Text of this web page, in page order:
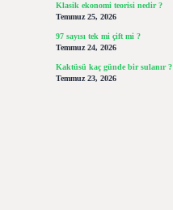
Klasik ekonomi teorisi nedir ?
Temmuz 25, 2026
97 sayısı tek mi çift mi ?
Temmuz 24, 2026
Kaktüsü kaç günde bir sulanır ?
Temmuz 23, 2026